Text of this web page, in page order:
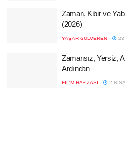
Zaman, Kibir ve
(2026)
YAŞAR GÜLVEREN 23
Zamansız, Yersiz,
Ardından
FIL'M HAFIZASI 2